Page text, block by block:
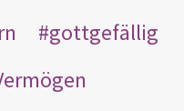
gottgefällig